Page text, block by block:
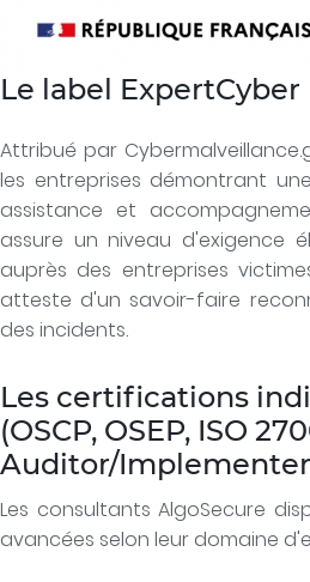
Le label ExpertCyber
Attribué par
les entreprises démontrant
assistance et
assure un niveau d'exigence
auprès des entreprises
atteste d'un savoir-faire
des incidents.
Les certifications
(OSCP, OSEP, ISO
Auditor/
Les consultants AlgoSecure
avancées selon leur domaine